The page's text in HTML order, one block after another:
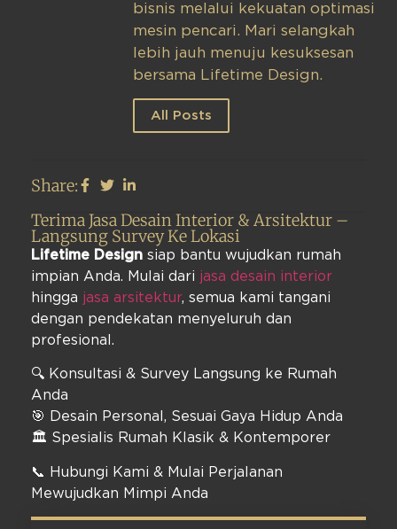
bisnis melalui kekuatan optimasi
mesin pencari. Mari selangkah
lebih jauh menuju kesuksesan
bersama Lifetime Design.
All Posts
Share:
Terima Jasa Desain Interior & Arsitektur –
Langsung Survey Ke Lokasi
Lifetime Design siap bantu wujudkan rumah
impian Anda. Mulai dari jasa desain interior
hingga jasa arsitektur, semua kami tangani
dengan pendekatan menyeluruh dan
profesional.
🔍 Konsultasi & Survey Langsung ke Rumah
Anda
🎯 Desain Personal, Sesuai Gaya Hidup Anda
🏛️ Spesialis Rumah Klasik & Kontemporer
📞 Hubungi Kami & Mulai Perjalanan
Mewujudkan Mimpi Anda